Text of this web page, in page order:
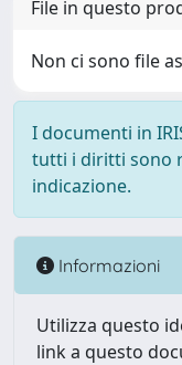
File in questo
Non ci sono file
I documenti in
tutti i diritti sono
indicazione.
Informazioni
Utilizza questo
link a questo